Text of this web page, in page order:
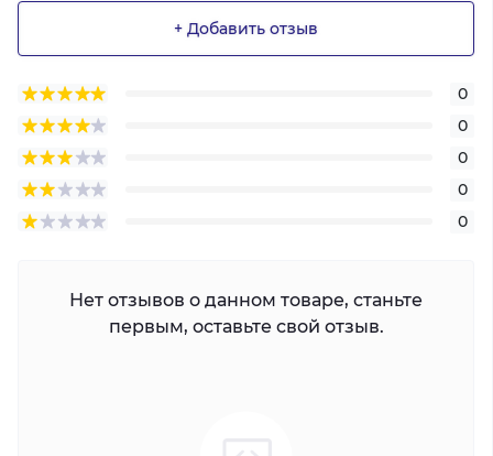
+ Добавить отзыв
0
0
0
0
0
Нет отзывов о данном товаре, станьте
первым, оставьте свой отзыв.